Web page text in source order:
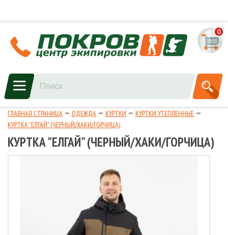
0
ГЛАВНАЯ СТРАНИЦА ОДЕЖДА КУРТКИ
КУРТКИ УТЕПЛЕННЫЕ
КУРТКА "ЕЛГАЙ" (ЧЕРНЫЙ/ХАКИ/ГОРЧИЦА)
КУРТКА "ЕЛГАЙ" (ЧЕРНЫЙ/ХАКИ/ГОРЧИЦА)